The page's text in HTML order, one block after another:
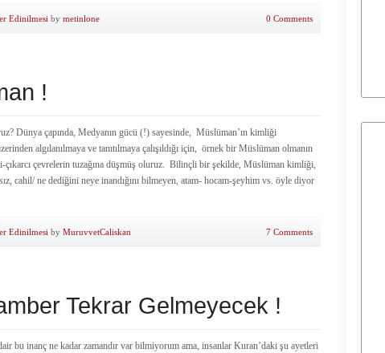
Edinilmesi by metinlone 0 Comments
!
Dünya çapında, Medyanın gücü (!) sayesinde, Müslüman’ın kimliği
algılanılmaya ve tanıtılmaya çalışıldığı için, örnek bir Müslüman olmanın
çıkarcı çevrelerin tuzağına düşmüş oluruz. Bilinçli bir şekilde, Müslüman kimliği,
cahil/ ne dediğini neye inandığını bilmeyen, atam- hocam-şeyhim vs. öyle diyor
Edinilmesi by MuruvvetCaliskan 7 Comments
Tekrar Gelmeyecek !
bu inanç ne kadar zamandır var bilmiyorum ama, insanlar Kuran’daki şu ayetleri